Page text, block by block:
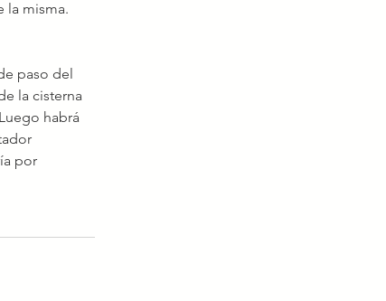
la misma.
paso del
la cisterna
habrá
por